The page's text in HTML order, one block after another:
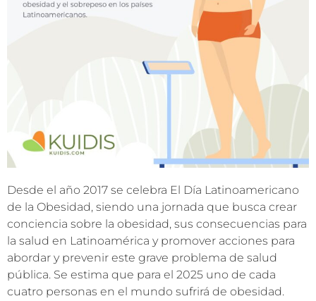
Desde el año 2017 se celebra El Día Latinoamericano
de la Obesidad, siendo una jornada que busca crear
conciencia sobre la obesidad, sus consecuencias para
la salud en Latinoamérica y promover acciones para
abordar y prevenir este grave problema de salud
pública. Se estima que para el 2025 uno de cada
cuatro personas en el mundo sufrirá de obesidad.